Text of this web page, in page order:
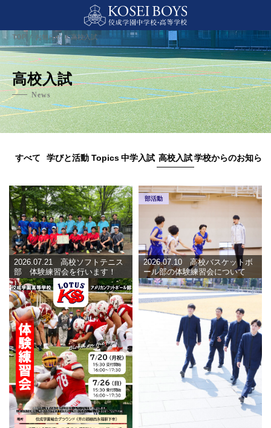
TOP お知らせ 高校入試
高校入試
News
すべて 学びと活動 Topics中学入試 高校入試学校からのお知らせ
2026.07.21 高校ソフトテニス
部 体験練習会を行います！
部活動
2026.07.10 高校バスケットボ
ール部の体験練習会について